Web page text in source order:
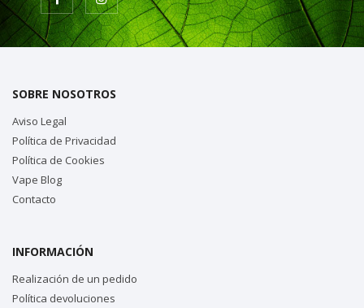
SOBRE NOSOTROS
Aviso Legal
Política de Privacidad
Política de Cookies
Vape Blog
Contacto
INFORMACIÓN
Realización de un pedido
Política devoluciones